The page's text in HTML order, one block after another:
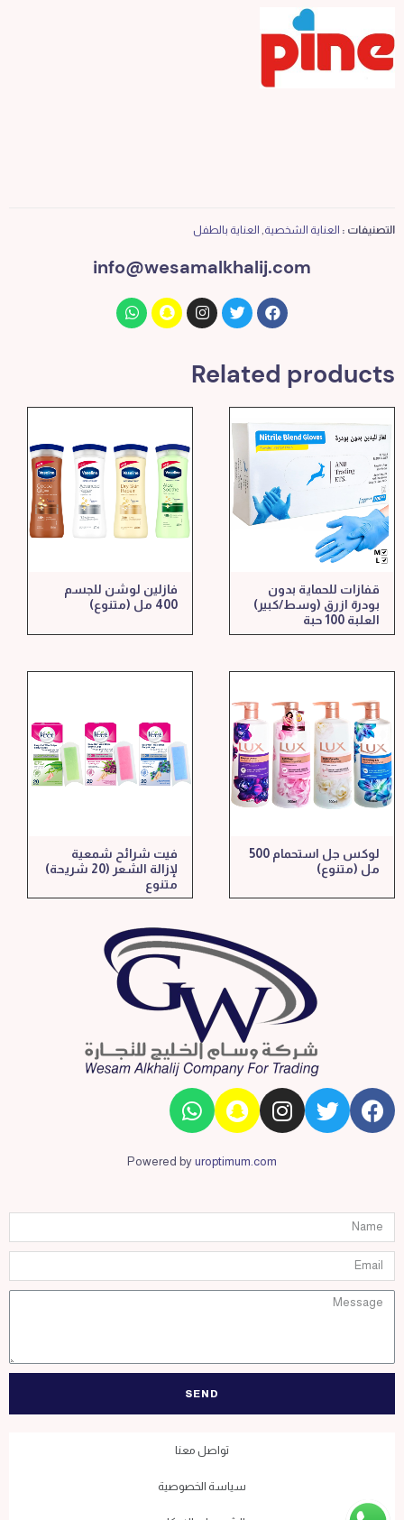
التصنيفات : العناية الشخصية العناية بالطفل
info@wesamalkhalij.com
Related products
قفازات للحماية بدون
بودرة ازرق (وسط/كبير)
العلبة 100 حبة
فازلين لوشن للجسم
400 مل (متنوع)
لوكس جل استحمام 500
مل (متنوع)
فيت شرائح شمعية
لإزالة الشعر (20 شريحة)
متنوع
Powered by uroptimum.com
SEND
تواصل معنا
سياسة الخصوصية